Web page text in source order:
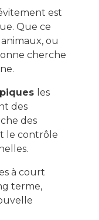
est
Que ce
animaux, ou
cherche
les
des
des
le contrôle
à court
terme,